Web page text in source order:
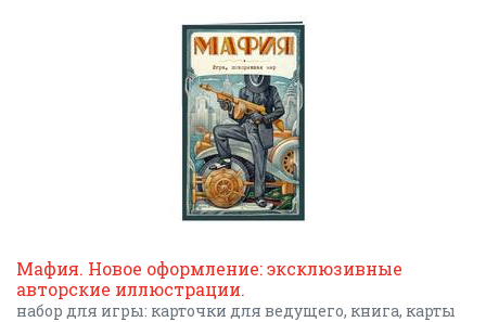
Мафия. Новое оформление: эксклюзивные
авторские иллюстрации.
набор для игры: карточки для ведущего, книга, карты